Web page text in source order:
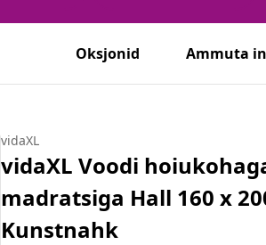
Oksjonid Ammuta
vidaXL
vidaXL Voodi
madratsiga Hall 160 x
Kunstnahk